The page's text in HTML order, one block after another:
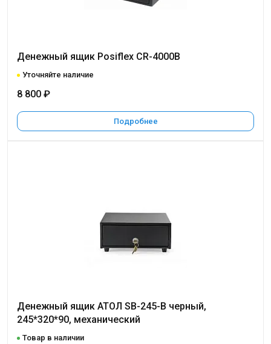
Денежный ящик Posiflex CR-4000B
Уточняйте наличие
8 800 ₽
Подробнее
Денежный ящик АТОЛ SB-245-B черный,
245*320*90, механический
Товар в наличии